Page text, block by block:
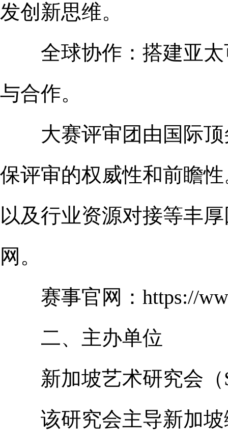
发创新思维。
全球协作：搭建亚太
与合作。
大赛评审团由国际顶
保评审的权威性和前瞻
以及行业资源对接等丰
网。
赛事官网：https://
二、主办单位
新加坡艺术研究会（
该研究会主导新加坡